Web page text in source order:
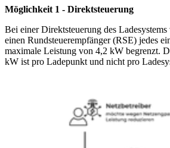
Möglichkeit 1 - Direktsteuerung
Bei einer Direktsteuerung des
einen Rundsteuerempfänger (RSE) jedes
maximale Leistung von 4,2 kW begrenzt.
kW ist pro Ladepunkt und nicht pro